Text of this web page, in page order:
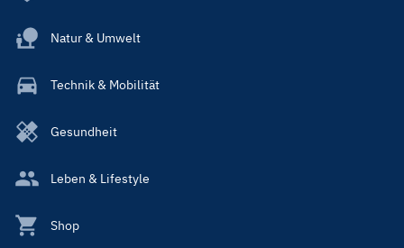
Natur & Umwelt
Technik & Mobilität
Gesundheit
Leben & Lifestyle
Shop